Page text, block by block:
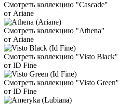
Смотреть коллекцию "Cascade"
от Ariane
Смотреть коллекцию "Athena"
от Ariane
Смотреть коллекцию "Visto Black"
от ID Fine
Смотреть коллекцию "Visto Green"
от ID Fine